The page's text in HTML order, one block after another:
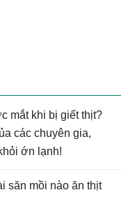
mắt khi bị giết thịt?
các chuyên gia,
ớn lạnh!
săn mồi nào ăn thịt